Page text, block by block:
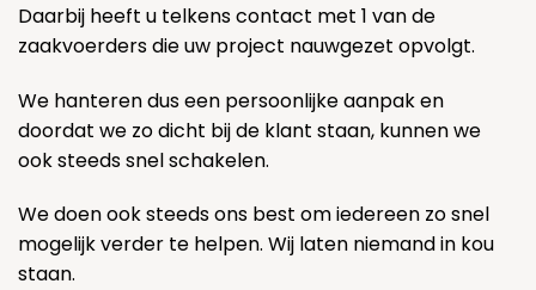
Daarbij heeft u telkens contact met 1 van de
zaakvoerders die uw project nauwgezet opvolgt.
We hanteren dus een persoonlijke aanpak en
doordat we zo dicht bij de klant staan, kunnen we
ook steeds snel schakelen.
We doen ook steeds ons best om iedereen zo snel
mogelijk verder te helpen. Wij laten niemand in kou
staan.